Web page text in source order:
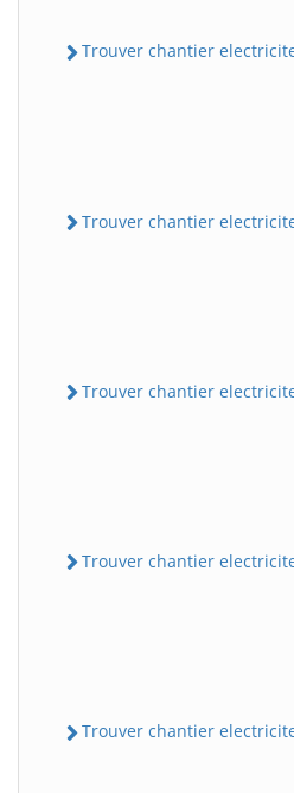
Trouver chantier electricite
Trouver chantier
Trouver chantier electricite
Trouver chantier electricite
Trouver chantier